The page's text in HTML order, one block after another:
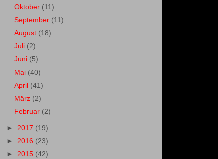
Oktober (11)
September (11)
August (18)
Juli (2)
Juni (5)
Mai (40)
April (41)
März (2)
Februar (2)
► 2017 (19)
► 2016 (23)
► 2015 (42)